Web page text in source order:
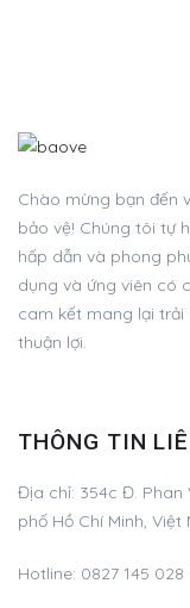
Chào mừng bạn đến
bảo vệ! Chúng tôi tự
hấp dẫn và phong
dụng và ứng viên có
cam kết mang lại trải
thuận lợi.
THÔNG TIN
Địa chỉ: 354c Đ. Phan
phố Hồ Chí Minh, Việt
Hotline: 0827 145 028